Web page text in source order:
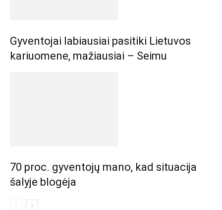
Gyventojai labiausiai pasitiki Lietuvos
kariuomene, mažiausiai – Seimu
70 proc. gyventojų mano, kad situacija
šalyje blogėja